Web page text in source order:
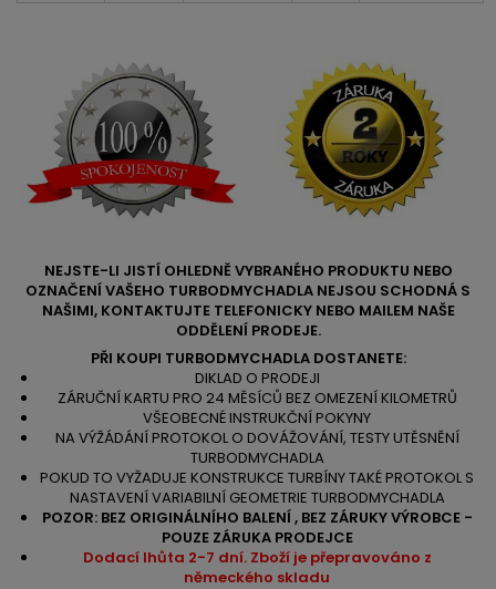
NEJSTE-LI JISTÍ OHLEDNĚ VYBRANÉHO PRODUKTU NEBO
OZNAČENÍ VAŠEHO TURBODMYCHADLA NEJSOU SCHODNÁ S
NAŠIMI, KONTAKTUJTE TELEFONICKY NEBO MAILEM NAŠE
ODDĚLENÍ PRODEJE.
PŘI KOUPI TURBODMYCHADLA DOSTANETE:
DIKLAD O PRODEJI
ZÁRUČNÍ KARTU PRO 24 MĚSÍCŮ BEZ OMEZENÍ KILOMETRŮ
VŠEOBECNÉ INSTRUKČNÍ POKYNY
NA VÝŽÁDÁNÍ PROTOKOL O DOVÁŽOVÁNÍ, TESTY UTĚSNĚNÍ
TURBODMYCHADLA
POKUD TO VYŽADUJE KONSTRUKCE TURBÍNY TAKÉ PROTOKOL S
NASTAVENÍ VARIABILNÍ GEOMETRIE TURBODMYCHADLA
POZOR: BEZ ORIGINÁLNÍHO BALENÍ , BEZ ZÁRUKY VÝROBCE -
POUZE ZÁRUKA PRODEJCE
Dodací lhůta 2-7 dní. Zboží je přepravováno z
německého skladu